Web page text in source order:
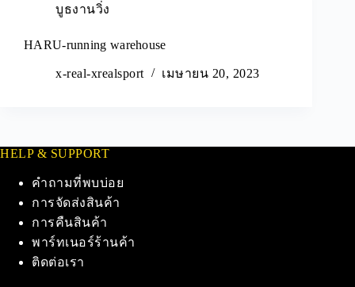
บูธงานวิ่ง
HARU-running warehouse
x-real-xrealsport เมษายน 20, 2023
HELP & SUPPORT
คำถามที่พบบ่อย
การจัดส่งสินค้า
การคืนสินค้า
พาร์ทเนอร์ร้านค้า
ติดต่อเรา